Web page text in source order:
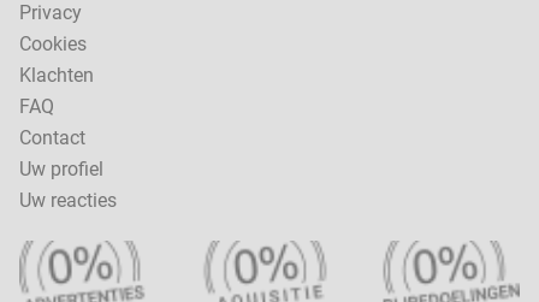
Privacy
Cookies
Klachten
FAQ
Contact
Uw profiel
Uw reacties